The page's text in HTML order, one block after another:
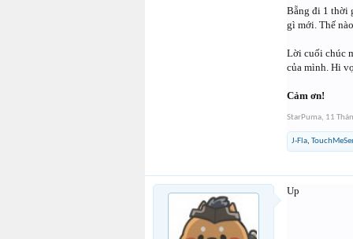
Bẵng đi 1 thời
gì mới. Thế
Lời cuối chúc
của mình. Hi
Cảm ơn!
StarPuma, 11
J-Fla,
Up